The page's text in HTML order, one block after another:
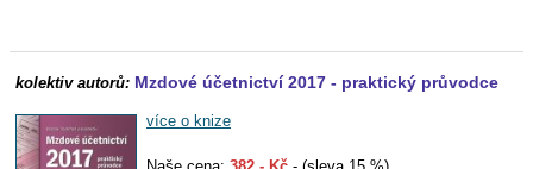
kolektiv autorů: Mzdové účetnictví 2017 - praktický průvodce
více o knize